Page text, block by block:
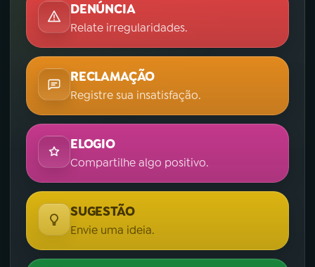
DENÚNCIA
Relate irregularidades.
RECLAMAÇÃO
Registre sua insatisfação.
ELOGIO
Compartilhe algo positivo.
SUGESTÃO
Envie uma ideia.